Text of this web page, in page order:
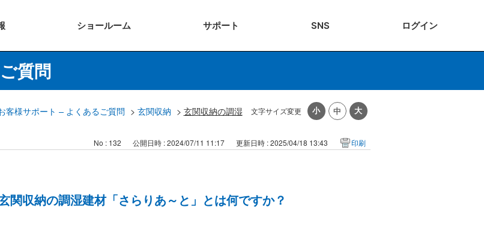
ショールーム サポート SNS ログイン
質問
文字サイズ変更
客様サポート – よくあるご質問 > 玄関収納 > 玄関収納の調湿
No : 132 公開日時 : 2024/07/11 11:17 更新日時 : 2025/04/18 13:43 印刷
関収納の調湿建材「さらりあ～と」とは何ですか？